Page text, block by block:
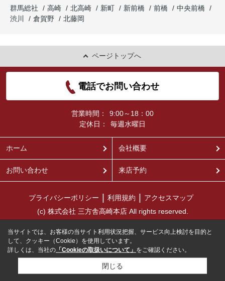
群馬総社
高崎 北高崎 新町 新前橋 前橋
中央前橋
渋川
倉賀野 北藤岡
ページトップへ
電話でお問い合わせ
営業時間：
9:00～18：00
定休日：
毎週水曜日
ホーム 会社概要
お問い合わせ 来店予約
プライバシーポリシー 利用規約
アクセスマップ
(c) 株式会社 三方舎高崎本店 All rights reserved.
当サイトでは、お客様の当サイト利用状況把握、サービス向上検討を目的と
して、クッキー（Cookie）を使用しています。
詳しくは、当社の 「Cookieの取扱いについて」 をご確認ください。
閉じる